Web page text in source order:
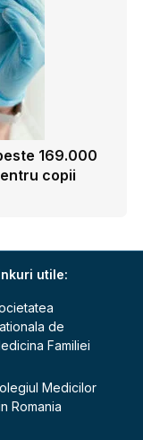
169.000
copii
utile:
de
Familiei
Medicilor
Romania